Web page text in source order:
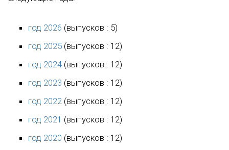
год 2026 (выпусков : 5)
год 2025 (выпусков : 12)
год 2024 (выпусков : 12)
год 2023 (выпусков : 12)
год 2022 (выпусков : 12)
год 2021 (выпусков : 12)
год 2020 (выпусков : 12)